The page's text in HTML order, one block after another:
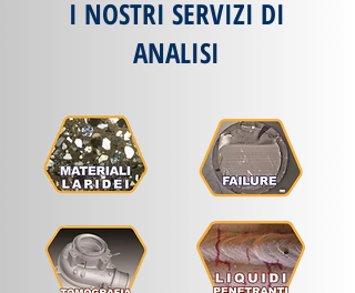
I NOSTRI SERVIZI DI
ANALISI